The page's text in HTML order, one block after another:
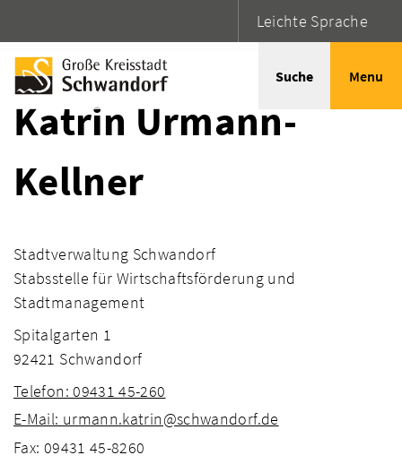
Leichte Sprache
Suche Menu
Katrin Urmann-
Kellner
Stadtverwaltung Schwandorf
Stabsstelle für Wirtschaftsförderung und
Stadtmanagement
Spitalgarten 1
92421 Schwandorf
Telefon: 09431 45-260
E-Mail: urmann.katrin@schwandorf.de
Fax: 09431 45-8260